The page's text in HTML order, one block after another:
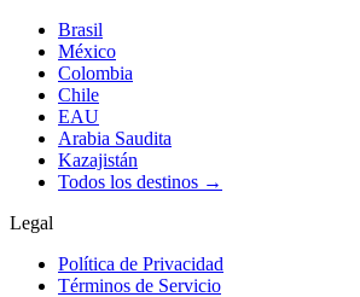
Brasil
México
Colombia
Chile
EAU
Arabia Saudita
Kazajistán
Todos los destinos →
Legal
Política de Privacidad
Términos de Servicio